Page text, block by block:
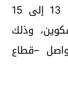
تنظم بتارودانت خلال الفترة الممتدة من 13 إلى 15
وذلك
–قطاع